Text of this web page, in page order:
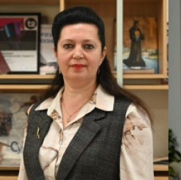
Перейти к основному содержанию